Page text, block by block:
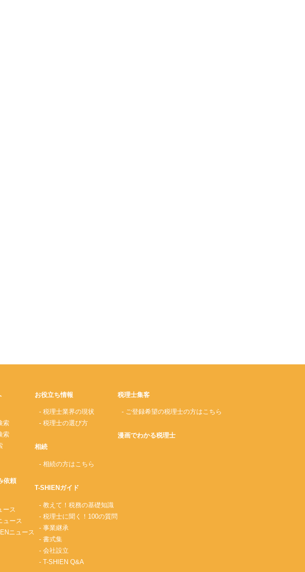
索
索
依頼
ース
ュース
ニュース
お役立ち情報
- 税理士業界の現状
- 税理士の選び方
相続
- 相続の方はこちら
T-SHIENガイド
- 教えて！税務の基礎知識
- 税理士に聞く！100の質問
- 事業継承
- 書式集
- 会社設立
- T-SHIEN Q&A
税理士集客
- ご登録希望の税理士の方はこちら
漫画でわかる税理士